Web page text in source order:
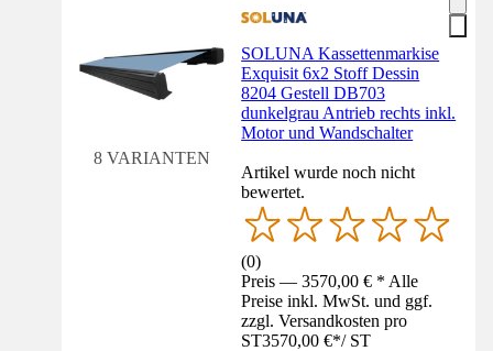
8 VARIANTEN
SOLUNA Kassettenmarkise
Exquisit 6x2 Stoff Dessin
8204 Gestell DB703
dunkelgrau Antrieb rechts inkl.
Motor und Wandschalter
Artikel wurde noch nicht
bewertet.
(0)
Preis — 3570,00 € * Alle
Preise inkl. MwSt. und ggf.
zzgl. Versandkosten pro
ST3570,00 €*/ ST